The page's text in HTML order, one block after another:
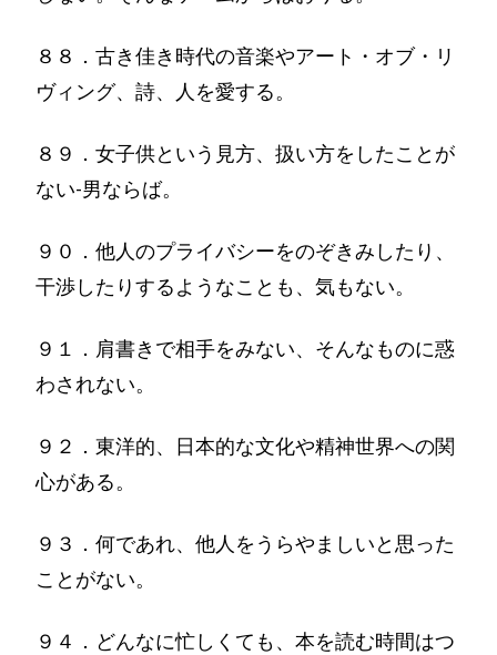
８８．古き佳き時代の音楽やアート・オブ・リ
ヴィング、詩、人を愛する。
８９．女子供という見方、扱い方をしたことが
ない-男ならば。
９０．他人のプライバシーをのぞきみしたり、
干渉したりするようなことも、気もない。
９１．肩書きで相手をみない、そんなものに惑
わされない。
９２．東洋的、日本的な文化や精神世界への関
心がある。
９３．何であれ、他人をうらやましいと思った
ことがない。
９４．どんなに忙しくても、本を読む時間はつ